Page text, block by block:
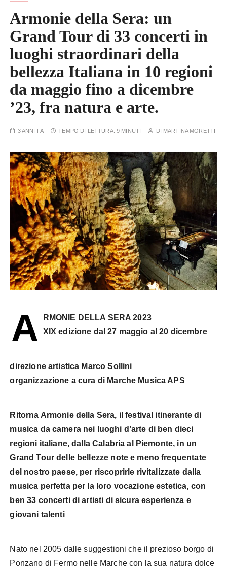
Armonie della Sera: un
Grand Tour di 33 concerti in
luoghi straordinari della
bellezza Italiana in 10 regioni
da maggio fino a dicembre
’23, fra natura e arte.
3 ANNI FA TEMPO DI LETTURA:9 MINUTI DI MARTINA MORETTI
A
RMONIE DELLA SERA 2023
XIX edizione dal 27 maggio al 20 dicembre
direzione artistica Marco Sollini
organizzazione a cura di Marche Musica APS
Ritorna Armonie della Sera, il festival itinerante di
musica da camera nei luoghi d’arte di ben dieci
regioni italiane, dalla Calabria al Piemonte, in un
Grand Tour delle bellezze note e meno frequentate
del nostro paese, per riscoprirle rivitalizzate dalla
musica perfetta per la loro vocazione estetica, con
ben 33 concerti di artisti di sicura esperienza e
giovani talenti
Nato nel 2005 dalle suggestioni che il prezioso borgo di
Ponzano di Fermo nelle Marche con la sua natura dolce